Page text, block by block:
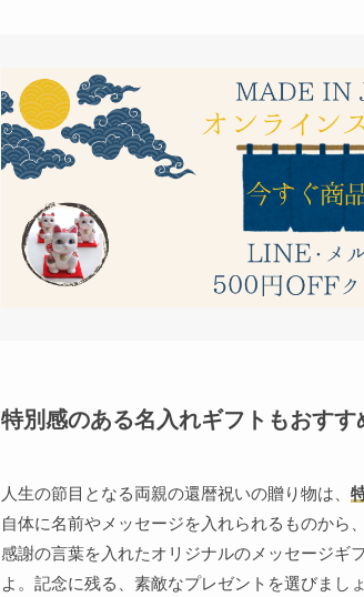
特別感のある名入れギフトもおすす
人生の節目となる両親の還暦祝いの贈り物は、
自体に名前やメッセージを入れられるものから
感謝の言葉を入れたオリジナルのメッセージギ
よ。記念に残る、素敵なプレゼントを選びましょ